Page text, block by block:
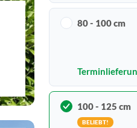
80 - 100 cm
100 - 125 cm
BELIEBT!